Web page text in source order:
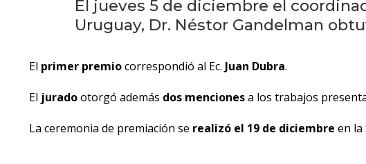
El jueves 5 de diciembre el
Uruguay, Dr. Néstor Gandelman
El primer premiocorrespondió al Ec. Juan Dubra.
El juradootorgó además dos mencionesa los trabajos
La ceremonia de premiación se realizó el 19 de diciembre en la